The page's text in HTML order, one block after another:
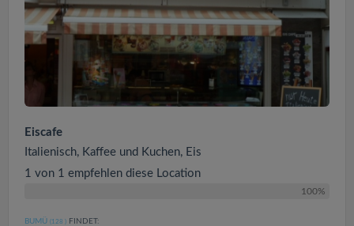
Eiscafe
Italienisch, Kaffee und Kuchen, Eis
1 von 1 empfehlen diese Location
100%
BUMÜ (128 ) FINDET: